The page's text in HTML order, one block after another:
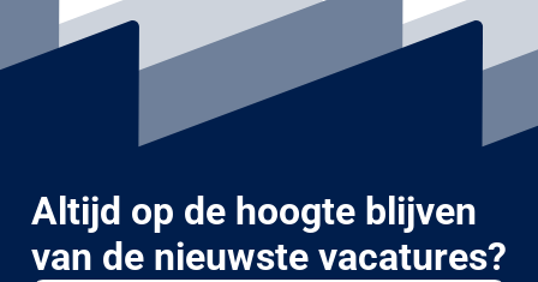
Altijd op de hoogte blijven
van de nieuwste vacatures?